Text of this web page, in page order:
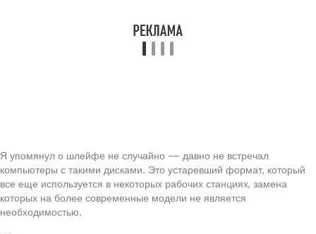
Я упомянул о шлейфе не случайно — давно не встречал
компьютеры с такими дисками. Это устаревший формат, который
все еще используется в некоторых рабочих станциях, замена
которых на более современные модели не является
необходимостью.